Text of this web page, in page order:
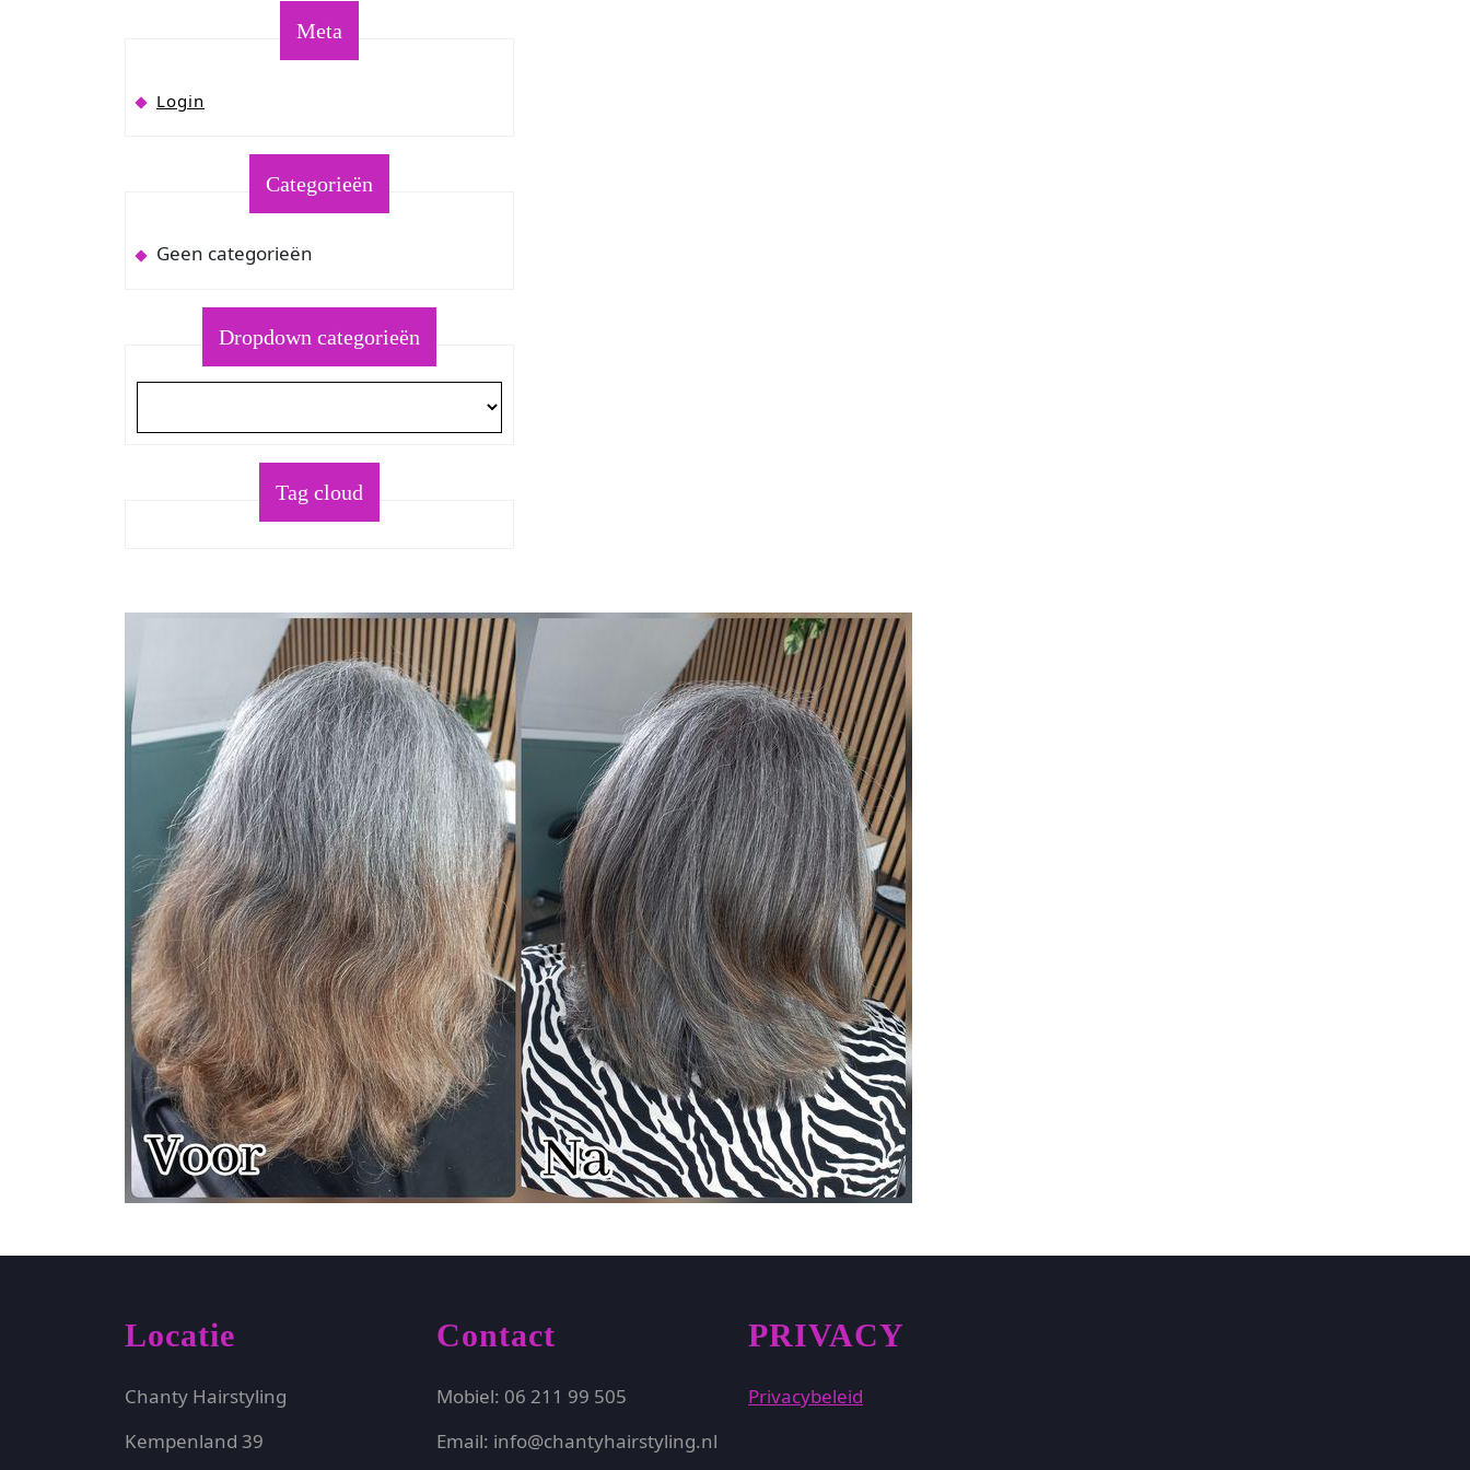
Meta
Login
Categorieën
Geen categorieën
Dropdown categorieën
Tag cloud
Locatie
Chanty Hairstyling
Kempenland 39
Contact
Mobiel: 06 211 99 505
Email: info@chantyhairstyling.nl
PRIVACY
Privacybeleid